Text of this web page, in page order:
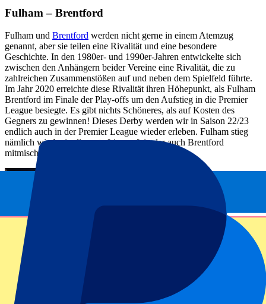
Fulham – Brentford
Fulham und Brentford werden nicht gerne in einem Atemzug
genannt, aber sie teilen eine Rivalität und eine besondere
Geschichte. In den 1980er- und 1990er-Jahren entwickelte sich
zwischen den Anhängern beider Vereine eine Rivalität, die zu
zahlreichen Zusammenstößen auf und neben dem Spielfeld führte.
Im Jahr 2020 erreichte diese Rivalität ihren Höhepunkt, als Fulham
Brentford im Finale der Play-offs um den Aufstieg in die Premier
League besiegte. Es gibt nichts Schöneres, als auf Kosten des
Gegners zu gewinnen! Dieses Derby werden wir in Saison 22/23
endlich auch in der Premier League wieder erleben. Fulham stieg
nämlich wieder in die erste Liga auf, in der auch Brentford
mitmischt!